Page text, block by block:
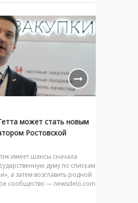
может стать новым
Ростовской
имеет шансы сначала
думу по спискам
а затем возглавить родной
сообщество — newsdelo.com